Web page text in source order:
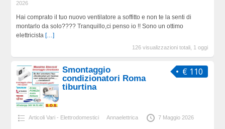
2026
Hai comprato il tuo nuovo ventilatore a soffitto e non te la senti di
montarlo da solo???? Tranquillo,ci penso io !! Sono un ottimo
elettricista […]
126 visualizzazioni totali, 1 oggi
€ 110
Smontaggio
condizionatori Roma
tiburtina
Articoli Vari - Elettrodomestici Annaelettrica 7 Maggio 2026